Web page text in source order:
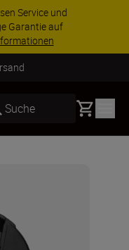
Service und
Garantie auf
Suche Basket